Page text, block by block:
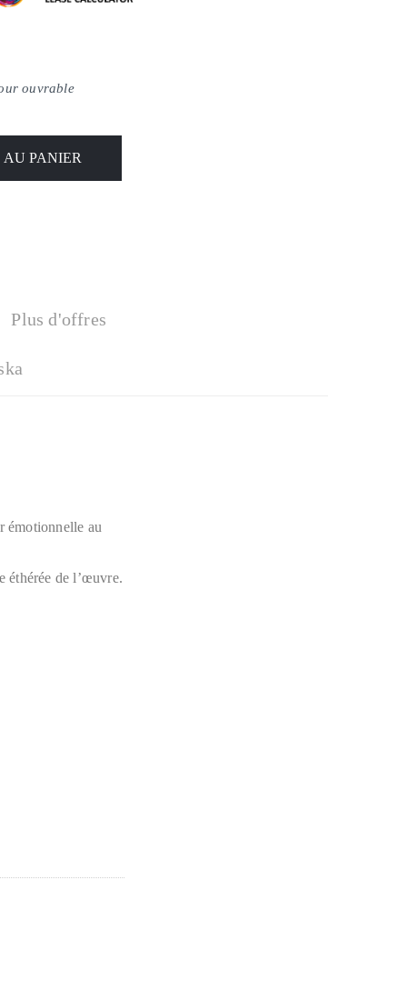
ouvrable
PANIER
Plus d'offres
émotionnelle au
éthérée de l’œuvre.